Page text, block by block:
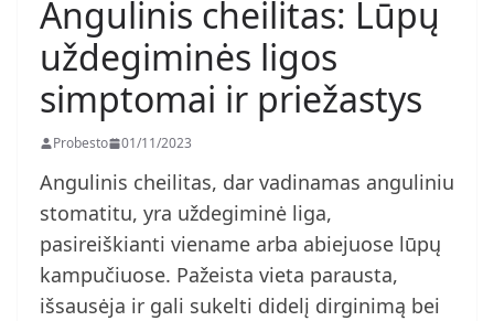
Angulinis cheilitas: Lūpų
uždegiminės ligos
simptomai ir priežastys
Probesto 01/11/2023
Angulinis cheilitas, dar vadinamas anguliniu
stomatitu, yra uždegiminė liga,
pasireiškianti viename arba abiejuose lūpų
kampučiuose. Pažeista vieta parausta,
išsausėja ir gali sukelti didelį dirginimą bei